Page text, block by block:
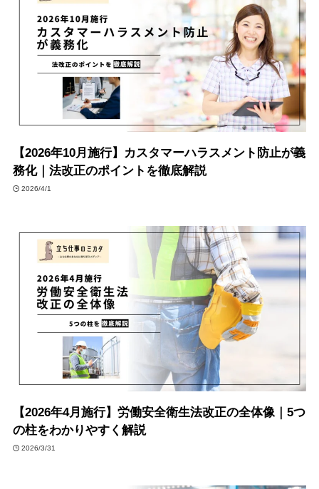
【2026年10月施行】カスタマーハラスメント防止が義
務化｜法改正のポイントを徹底解説
2026/4/1
【2026年4月施行】労働安全衛生法改正の全体像｜5つ
の柱をわかりやすく解説
2026/3/31